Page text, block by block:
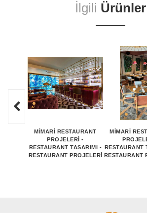
İlgili Ürünler
MİMARİ RESTAURANT
PROJELERİ -
RESTAURANT TASARIMI -
RESTAURANT PROJELERİ
MİMARİ
RESTAURANT
RESTAURANT